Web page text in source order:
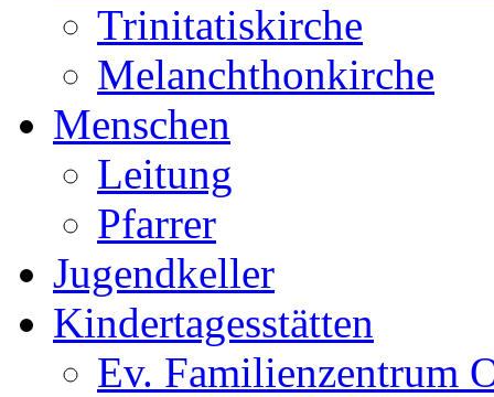
Trinitatiskirche
Melanchthonkirche
Menschen
Leitung
Pfarrer
Jugendkeller
Kindertagesstätten
Ev. Familienzentrum